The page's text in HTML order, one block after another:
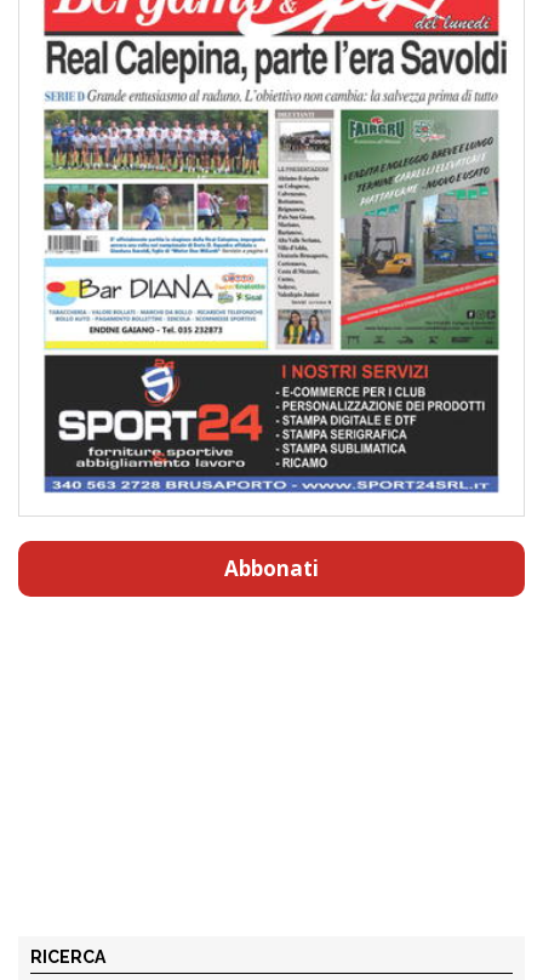
Abbonati
RICERCA